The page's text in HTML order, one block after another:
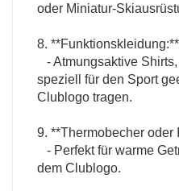
oder Miniatur-
8. **Funktionskleidung:**
- Atmungsaktive
speziell für den Sport
Clublogo tragen.
9. **Thermobecher oder
- Perfekt für warme
dem Clublogo.